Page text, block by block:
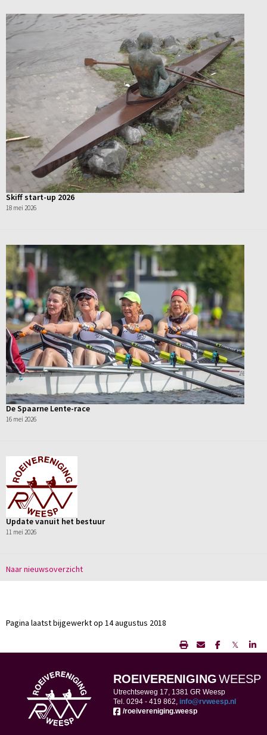
Skiff start-up 2026
18 mei 2026
De Spaarne Lente-race
16 mei 2026
Update vanuit het bestuur
11 mei 2026
Naar nieuwsoverzicht
Pagina laatst bijgewerkt op 14 augustus 2018
𝕏
ROEIVERENIGINGWEESP
Utrechtseweg 17, 1381 GR Weesp
Tel. 0294 - 419 862, ofni@rvweesp.nl
/roeivereniging.weesp